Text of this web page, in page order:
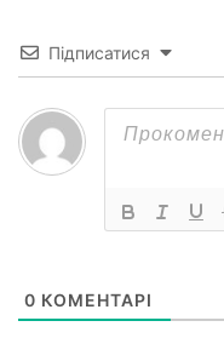
Підписатися
0 КОМЕНТАРІ